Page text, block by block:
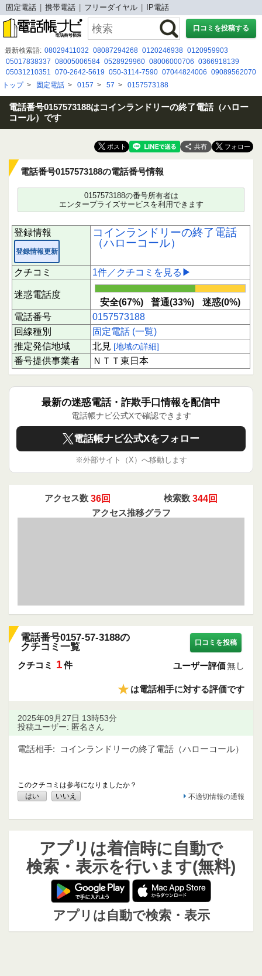
固定電話 携帯電話 フリーダイヤル IP電話
口コミを投稿する
最新検索語: 08029411032 08087294268 0120246938 0120959903
05017838337 08005006584 0528929960 08006000706 0366918139
05031210351 070-2642-5619 050-3114-7590 07044824006 09089562070
090 4598 7831 08080884277 05031500342 080-2787-5967
0342140201 05031554264 05031076991 05055303297 0120274460
05038026813
トップ> 固定電話 > 0157 > 57 > 0157573188
電話番号0157573188はコインランドリーの終了電話（ハロー
コール）です
共有
電話番号0157573188の電話番号情報
0157573188の番号所有者は
エンタープライズサービスを利用できます
登録情報
登録情報更新
コインランドリーの終了電話
（ハローコール）
クチコミ 1件／クチコミを見る▶
迷惑電話度
安全(67%) 普通(33%)
迷惑(0%)
電話番号
0157573188
回線種別
固定電話 (一覧)
推定発信地域
北見 [地域の詳細]
番号提供事業者 ＮＴＴ東日本
最新の迷惑電話・詐欺手口情報を配信中
電話帳ナビ公式Xで確認できます
電話帳ナビ公式Xをフォロー
※外部サイト（X）へ移動します
アクセス数 36回 検索数 344回
アクセス推移グラフ
電話番号0157-57-3188の
クチコミ一覧
口コミを投稿
クチコミ 1件 ユーザー評価無し
★は電話相手に対する評価です
2025年09月27日 13時53分
投稿ユーザー: 匿名さん
電話相手: コインランドリーの終了電話（ハローコール）
このクチコミは参考になりましたか？
はい
いいえ 不適切情報の通報
アプリは着信時に自動で
検索・表示を行います(無料)
アプリは自動で検索・表示